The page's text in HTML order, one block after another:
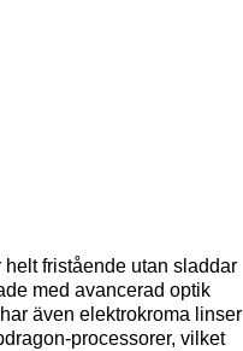
fristående utan sladdar
med avancerad optik
även elektrokroma linser
processorer, vilket